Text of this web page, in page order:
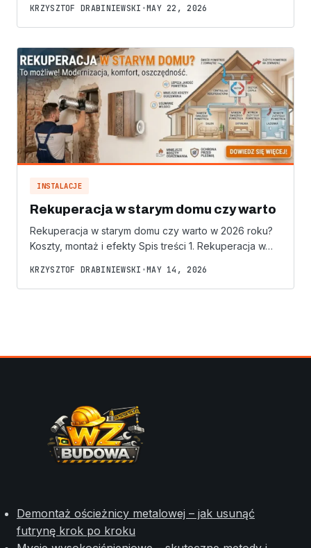
KRZYSZTOF DRABINIEWSKI •MAY 22, 2026
INSTALACJE
Rekuperacja w starym domu czy warto
Rekuperacja w starym domu czy warto w 2026 roku?
Koszty, montaż i efekty Spis treści 1. Rekuperacja w…
KRZYSZTOF DRABINIEWSKI •MAY 14, 2026
Demontaż ościeżnicy metalowej – jak usunąć
futrynę krok po kroku